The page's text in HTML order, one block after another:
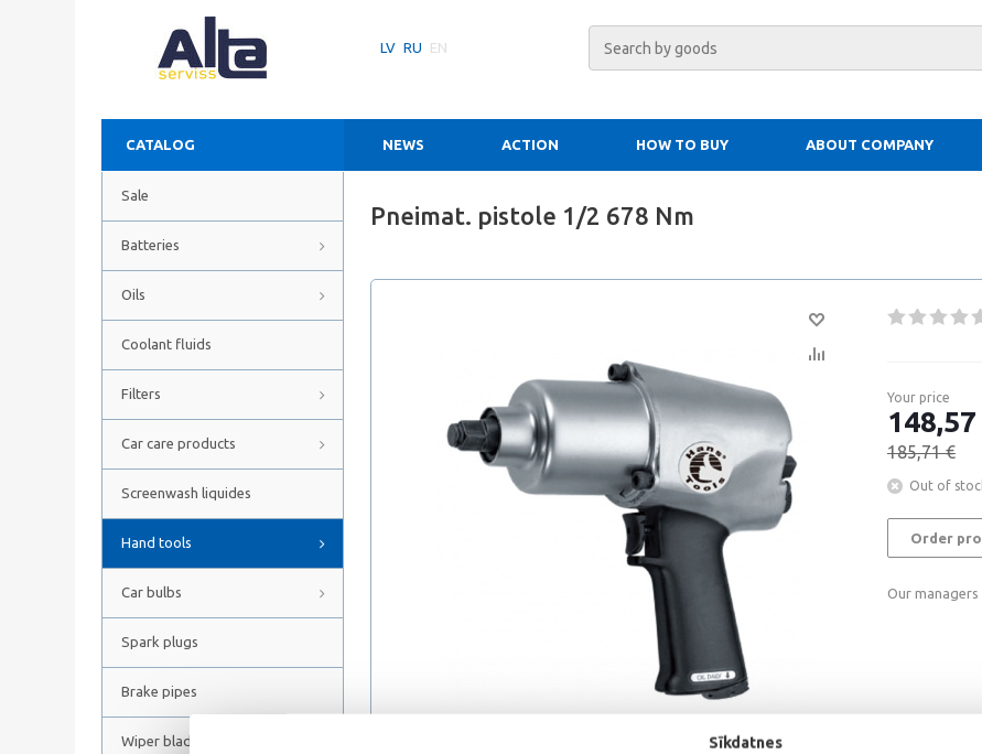
LV RU EN
CATALOG NEWS ACTION HOW TO BUY ABOUT COMPANY
Sale
Batteries
Oils
Coolant fluids
Filters
Car care products
Screenwash liquides
Hand tools
Car bulbs
Spark plugs
Brake pipes
Wiper blades
Pneimat. pistole 1/2 678 Nm
Your price
185,71 €
Out of
Order
Our
Sīkdatnes